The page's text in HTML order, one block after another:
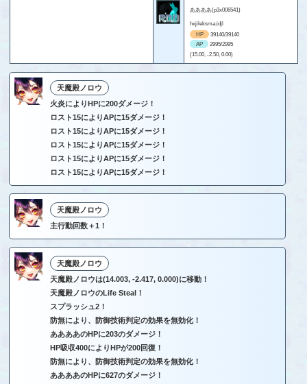
ああああ(p3x006541)
hxjileksma;idjl
HP
39140/39140
AP
2995/2995
(15.00, -2.50, 0.00)
天魔殿ノロウ
火炎によりHPに200ダメージ！
ロスト15によりAPに15ダメージ！
ロスト15によりAPに15ダメージ！
ロスト15によりAPに15ダメージ！
ロスト15によりAPに15ダメージ！
ロスト15によりAPに15ダメージ！
天魔殿ノロウ
主行動回数＋1！
天魔殿ノロウ
天魔殿ノロウは(14.003, -2.417, 0.000)に移動！
天魔殿ノロウのLife Steal！
スプラッシュ2！
防無により、防御技術判定の効果を無効化！
ああああのHPに203のダメージ！
HP吸収400によりHPが200回復！
防無により、防御技術判定の効果を無効化！
ああああのHPに627のダメージ！